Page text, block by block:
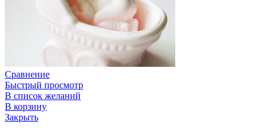
Сравнение
Быстрый просмотр
В список желаний
В корзину
Закрыть